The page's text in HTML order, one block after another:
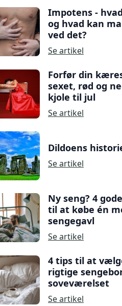
Impotens -
og hvad kan
ved det?
Se artikel
Forfør din
sexet, rød og
kjole til jul
Se artikel
Dildoens
Se artikel
Ny seng? 4
til at købe én
sengegavl
Se artikel
4 tips til at
rigtige
soveværelset
Se artikel